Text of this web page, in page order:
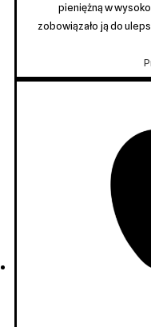
pieniężną w
zobowiązało ją do